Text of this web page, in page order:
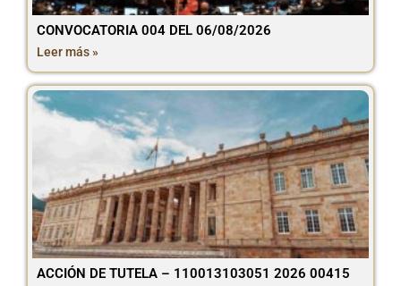
CONVOCATORIA 004 DEL 06/08/2026
Leer más »
ACCIÓN DE TUTELA – 110013103051 2026 00415